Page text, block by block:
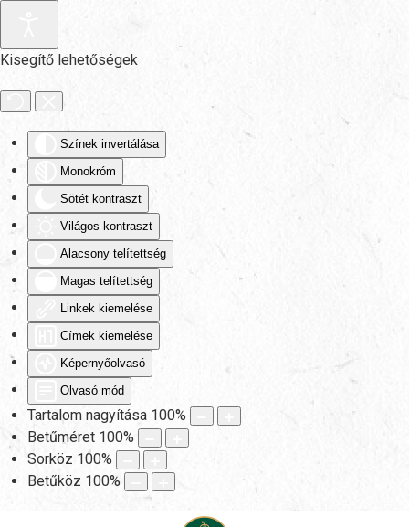
Kisegítő lehetőségek
Színek invertálása
Monokróm
Sötét kontraszt
Világos kontraszt
Alacsony telítettség
Magas telítettség
Linkek kiemelése
Címek kiemelése
Képernyőolvasó
Olvasó mód
Tartalom nagyítása 100%
Betűméret 100%
Sorköz 100%
Betűköz 100%
Fő tartalom átugrása